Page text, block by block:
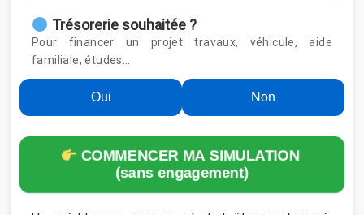
Trésorerie souhaitée ?
Pour financer un projet travaux, véhicule, aide
familiale, études…
Oui Non
COMMENCER MA SIMULATION
(sans engagement)